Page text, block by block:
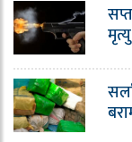
मृत्यु